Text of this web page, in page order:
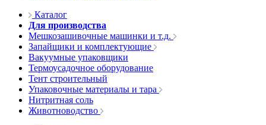
Каталог
Для производства
Мешкозашивочные машинки и т.д.
Запайщики и комплектующие
Вакуумные упаковщики
Термоусадочное оборудование
Тент строительный
Упаковочные материалы и тара
Нитритная соль
Животноводство